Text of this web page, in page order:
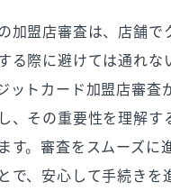
加盟店審査は、店舗で
る際に避けては通れな
ットカード加盟店審査
、その重要性を理解す
す。審査をスムーズに
で、安心して手続きを